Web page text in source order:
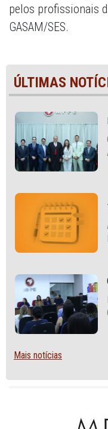
pelos profissionais
GASAM/SES.
ÚLTIMAS
Mais notícias